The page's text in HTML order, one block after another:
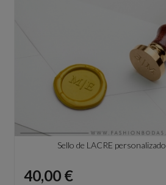
Sello de LACRE
Precio
40,00 €